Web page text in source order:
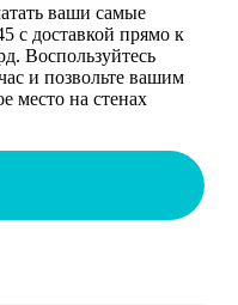
ваши самые
с доставкой прямо к
Воспользуйтесь
и позвольте вашим
место на стенах